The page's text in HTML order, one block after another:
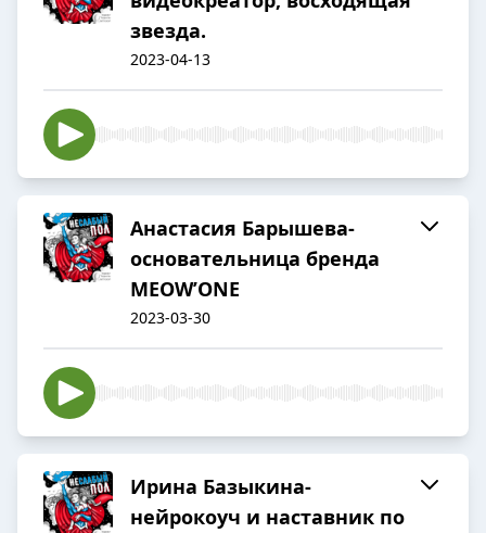
звезда.
2023-04-13
Анастасия Барышева-
основательница бренда
MEOW’ONE
2023-03-30
Ирина Базыкина-
нейрокоуч и наставник по